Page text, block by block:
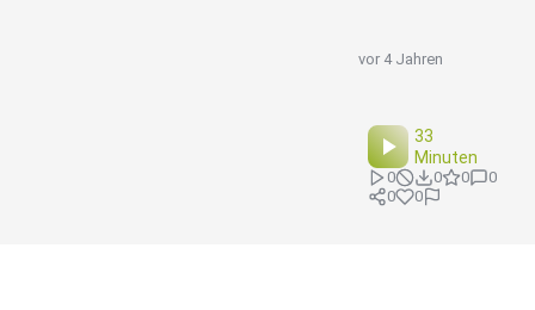
vor 4 Jahren
33
Minuten
0 0 0
0
0
0